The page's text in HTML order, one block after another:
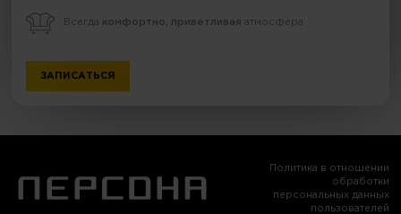
Всегда комфортно, приветливая атмосфера
ЗАПИСАТЬСЯ
Политика в отношении
обработки
персональных данных
пользователей